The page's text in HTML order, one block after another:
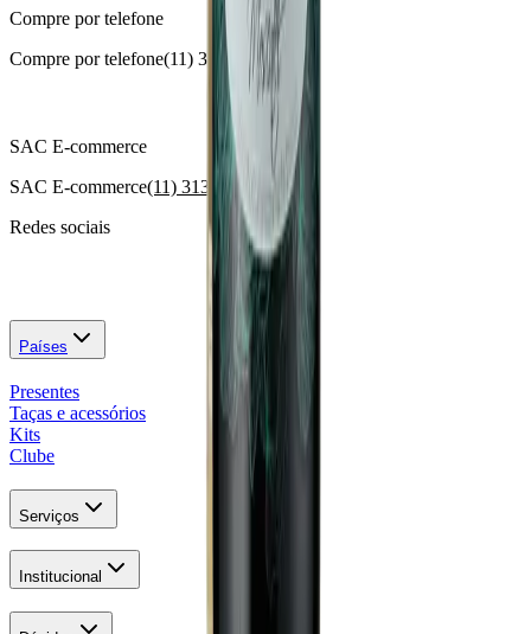
Compre por telefone
Compre por telefone(11) 3174-1000
SAC E-commerce
SAC E-commerce(11) 3130-4646
Redes sociais
Países
Presentes
Taças e acessórios
Kits
Clube
Serviços
Institucional